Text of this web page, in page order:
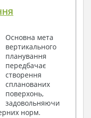
Основна мета
вертикального
планування
передбачає
створення
спланованих
поверхонь,
задовольняючи
норм.